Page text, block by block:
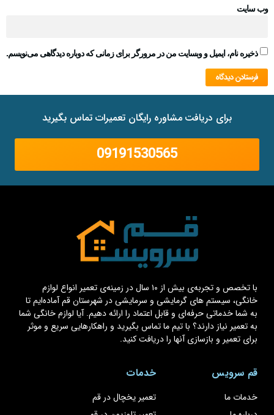
وب‌ سایت
ذخیره نام، ایمیل و وبسایت من در مرورگر برای زمانی که دوباره دیدگاهی می‌نویسم.
برای دریافت مشاوره رایگان تعمیرات تماس بگیرید
09191530565
با تخصص و تجربه‌ی بیش از ۱۰ سال در زمینه‌ی تعمیر انواع لوازم
خانگی، سیستم های گرمایشی و سرمایشی در شهرستان قم آماده‌ایم تا
به شما خدماتی حرفه‌ای و قابل اعتماد را ارائه دهیم. آیا لوازم خانگی شما
به تعمیر نیاز دارند؟ با تیم ما تماس بگیرید و راهکارهایی سریع و موثر
برای تعمیر و بازسازی آنها را دریافت کنید.
قم سرویس
خدمات ما
خدمات
تعمیر یخچال در قم